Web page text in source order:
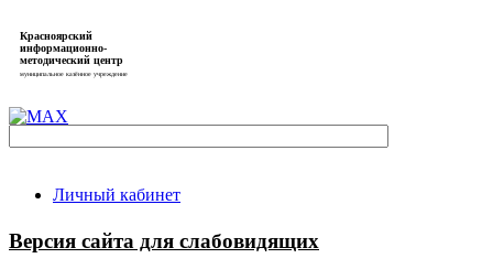
Красноярский
информационно-
методический центр
муниципальное казённое учреждение
Личный кабинет
Версия сайта для слабовидящих